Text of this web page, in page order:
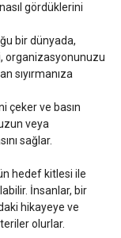
gördüklerini
bir dünyada,
organizasyonunuzu
sıyırmanıza
çeker ve basın
veya
sağlar.
hedef kitlesi ile
İnsanlar, bir
hikayeye ve
olurlar.